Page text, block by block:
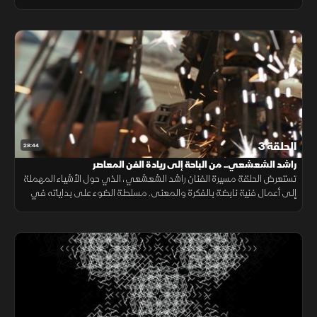
28:44 الحلقة 3
راشد الشعشعي.. من الباحة إلى ريادة الفن المعاصر
تستعرض الحلقة مسيرة الفنان راشد الشعشعي، الذي حول الأشياء المهملة
إلى أعمال فنية نابضة بالفكرة والمعنى. مسلطة الضوء على بداياته في